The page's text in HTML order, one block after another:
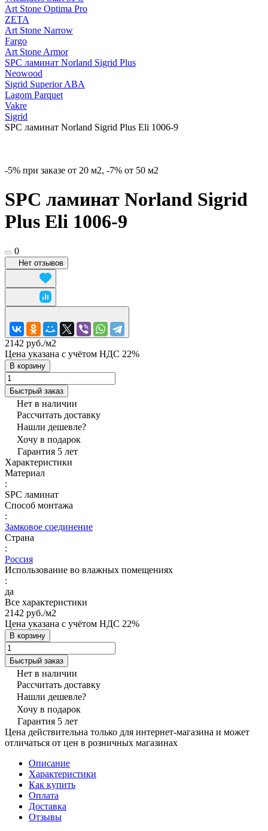
Art Stone Optima Pro
ZETA
Art Stone Narrow
Fargo
Art Stone Armor
SPC ламинат Norland Sigrid Plus
Neowood
Sigrid Superior ABA
Lagom Parquet
Vakre
Sigrid
SPC ламинат Norland Sigrid Plus Eli 1006-9
-5% при заказе от 20 м2, -7% от 50 м2
SPC ламинат Norland Sigrid
Plus Eli 1006-9
0
Нет отзывов
2142 руб./м2
Цена указана с учётом НДС 22%
В корзину
Быстрый заказ
Нет в наличии
Рассчитать доставку
Нашли дешевле?
Хочу в подарок
Гарантия 5 лет
Характеристики
Материал
:
SPC ламинат
Способ монтажа
:
Замковое соединение
Страна
:
Россия
Использование во влажных помещениях
:
да
Все характеристики
2142 руб./м2
Цена указана с учётом НДС 22%
В корзину
Быстрый заказ
Нет в наличии
Рассчитать доставку
Нашли дешевле?
Хочу в подарок
Гарантия 5 лет
Цена действительна только для интернет-магазина и может
отличаться от цен в розничных магазинах
Описание
Характеристики
Как купить
Оплата
Доставка
Отзывы